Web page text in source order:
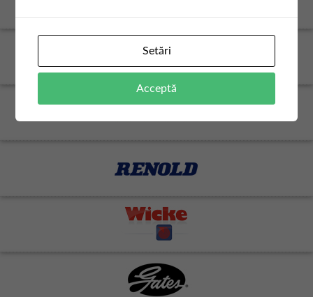
Setări
Acceptă